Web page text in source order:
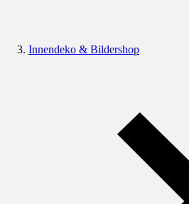
Innendeko & Bildershop